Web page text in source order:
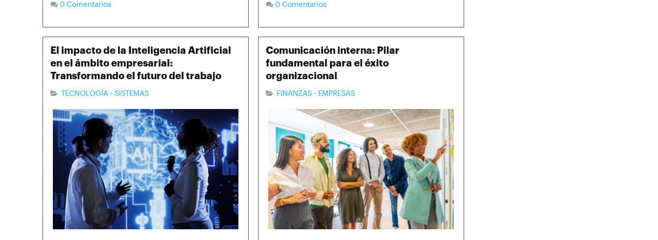
0 Comentarios 0 Comentarios
El impacto de la Inteligencia Artificial
en el ámbito empresarial:
Transformando el futuro del trabajo
TECNOLOGÍA - SISTEMAS
Comunicación interna: Pilar
fundamental para el éxito
organizacional
FINANZAS - EMPRESAS